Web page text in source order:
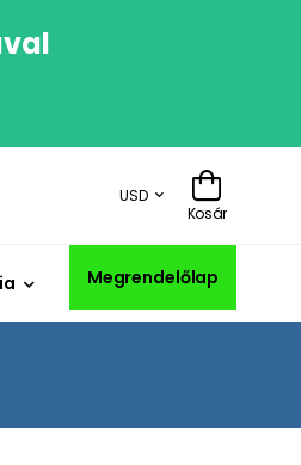
USD
Kosár
Megrendelőlap